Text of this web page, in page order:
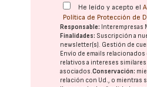
He leído y acepto el
Política de Protección de
Responsable: Interempresas
Finalidades: Suscripción a
newsletter(s). Gestión de
Envío de emails relacionados
relativos a intereses similares
asociados.Conservación:
relación con Ud., o mientras